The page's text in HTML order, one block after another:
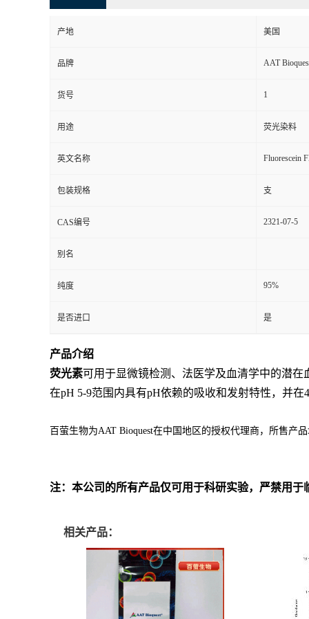
产地 美国
品牌 AAT
货号 1
用途 荧光染料
英文名称 Fluorescein
包装规格 支
CAS编号 2321-07-5
别名
纯度 95%
是否进口 是
产品介绍
荧光素可用于显微镜检测、法医学及血清学中的潜在
在pH 5-9范围内具有pH依赖的吸收和发射特性，并在
百萤生物为AAT Bioquest在中国地区的授权代理商，所售产
注：本公司的所有产品仅可用于科研实验，严禁用于
相关产品：